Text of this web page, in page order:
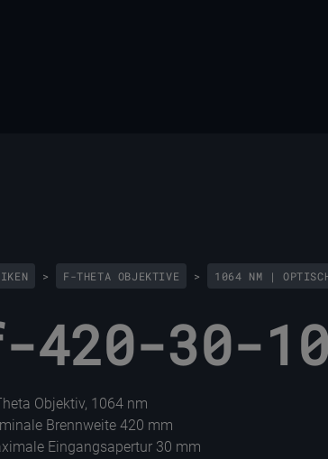
> F-THETA OBJEKTIVE > 1064 NM |
420-30-
Objektiv, 1064 nm
Brennweite 420 mm
Eingangsapertur 30 mm